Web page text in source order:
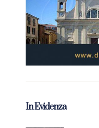
In Evidenza